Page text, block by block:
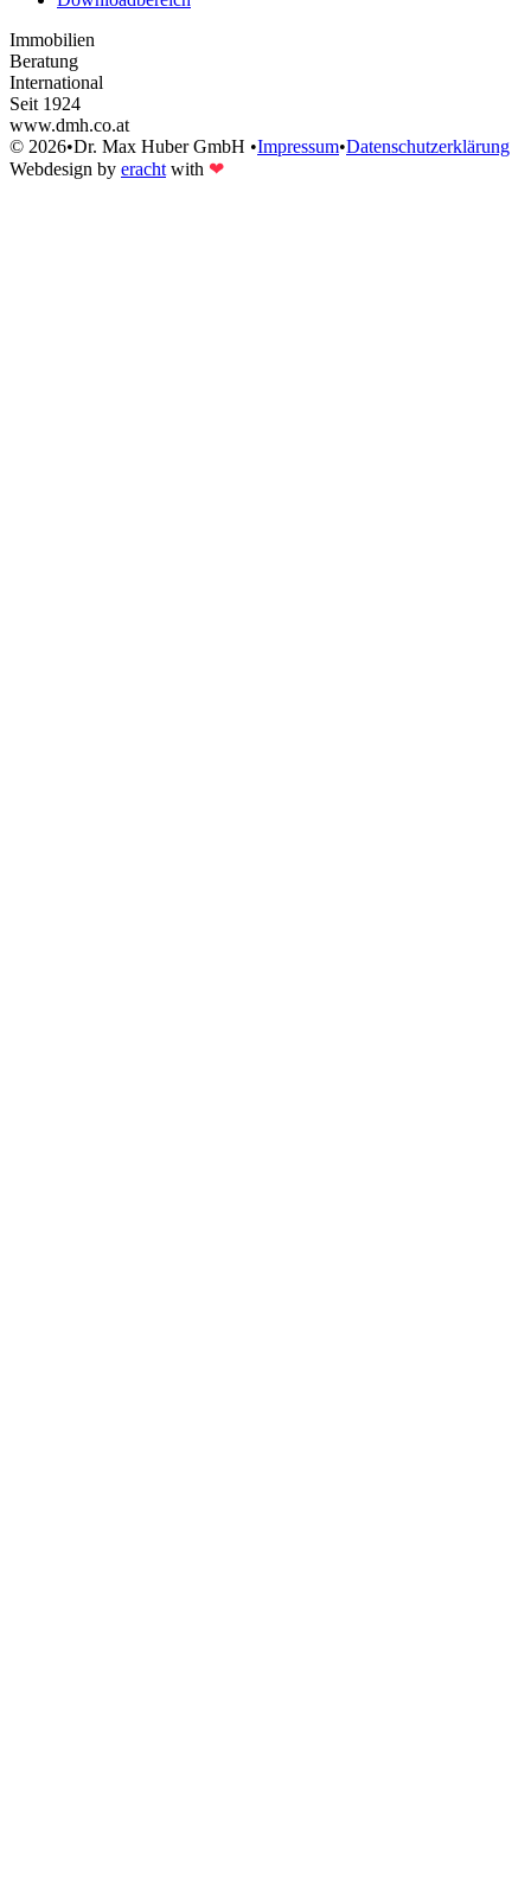
Immobilien
Beratung
International
Seit 1924
www.dmh.co.at
© 2026•Dr. Max Huber GmbH •Impressum•Datenschutzerklärung
Webdesign by eracht with ❤